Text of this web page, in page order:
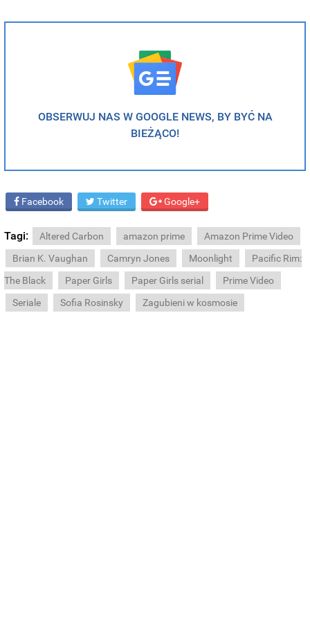
OBSERWUJ NAS W GOOGLE NEWS, BY BYĆ NA
BIEŻĄCO!
Facebook Twitter Google+
Tagi: Altered Carbon amazon prime
Amazon Prime Video
Brian K. Vaughan
Camryn Jones Moonlight
Pacific Rim:
The Black
Paper Girls Paper Girls serial
Prime Video
Seriale
Sofia Rosinsky Zagubieni w kosmosie